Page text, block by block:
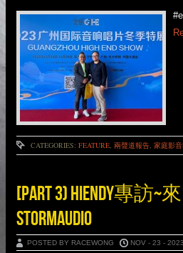
CATEGORIES: FEATURE, 兩聲道報告, 家庭影
[PART 3) HIENDY專
STORMAUDIO
POSTED BY RACEWONG NOV - 23 - 2023